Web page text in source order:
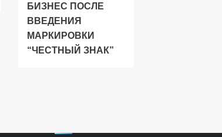
БИЗНЕС ПОСЛЕ
ВВЕДЕНИЯ
МАРКИРОВКИ
“ЧЕСТНЫЙ ЗНАК”